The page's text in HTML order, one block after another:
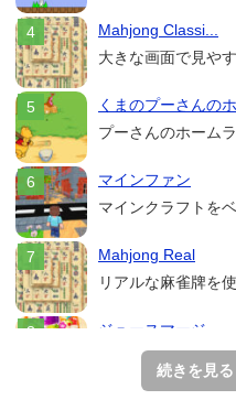
Mahjong Classi...
大きな画面で見や
くまのプーさんの
プーさんのホーム
マインファン
マインクラフトを
Mahjong Real
リアルな麻雀牌を
ジュースマージ
フルーツを2つで
続きを見る